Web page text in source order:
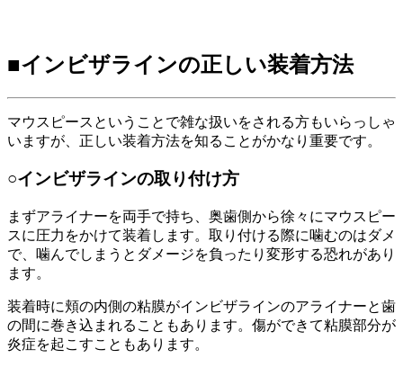
■インビザラインの正しい装着方法
マウスピースということで雑な扱いをされる方もいらっしゃ
いますが、正しい装着方法を知ることがかなり重要です。
○インビザラインの取り付け方
まずアライナーを両手で持ち、奥歯側から徐々にマウスピー
スに圧力をかけて装着します。取り付ける際に噛むのはダメ
で、噛んでしまうとダメージを負ったり変形する恐れがあり
ます。
装着時に頬の内側の粘膜がインビザラインのアライナーと歯
の間に巻き込まれることもあります。傷ができて粘膜部分が
炎症を起こすこともあります。